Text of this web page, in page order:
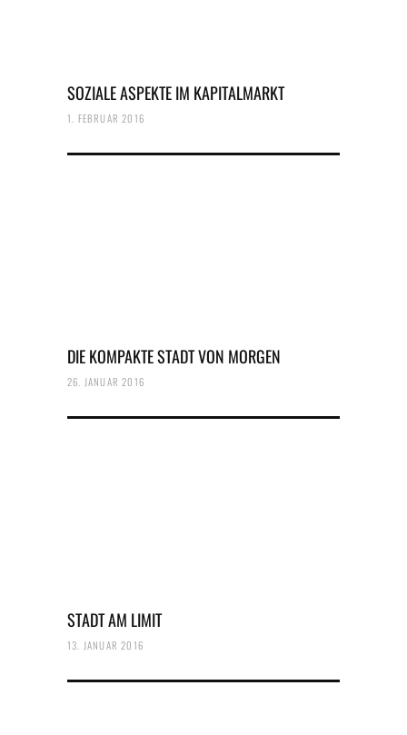
SOZIALE ASPEKTE IM KAPITALMARKT
1. FEBRUAR 2016
DIE KOMPAKTE STADT VON MORGEN
26. JANUAR 2016
STADT AM LIMIT
13. JANUAR 2016